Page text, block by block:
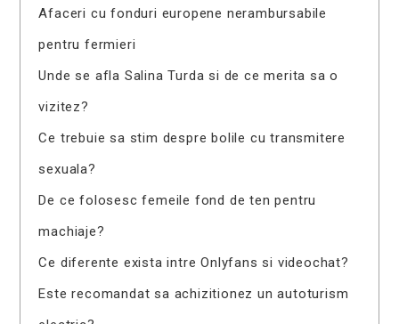
Afaceri cu fonduri europene nerambursabile
pentru fermieri
Unde se afla Salina Turda si de ce merita sa o
vizitez?
Ce trebuie sa stim despre bolile cu transmitere
sexuala?
De ce folosesc femeile fond de ten pentru
machiaje?
Ce diferente exista intre Onlyfans si videochat?
Este recomandat sa achizitionez un autoturism